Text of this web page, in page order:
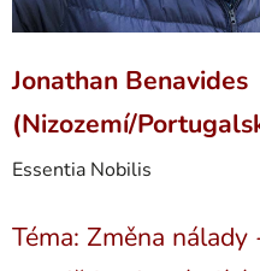
Jonathan Benavides
(Nizozemí/
Essentia Nobilis
Téma: Změna